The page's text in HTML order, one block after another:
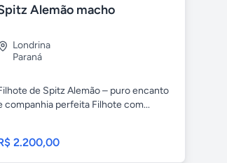
Alemão macho
Londrina
Paraná
de Spitz Alemão – puro encanto
companhia perfeita Filhote com...
2.200,00